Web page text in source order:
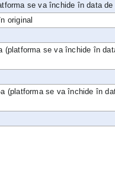
se va închide în data
original
(platforma se va închide în
(platforma se va închide în